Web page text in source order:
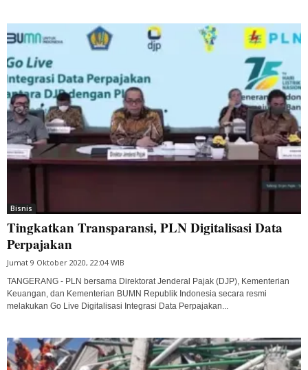
Bisnis
Tingkatkan Transparansi, PLN Digitalisasi Data
Perpajakan
Jumat 9 Oktober 2020, 22:04 WIB
TANGERANG - PLN bersama Direktorat Jenderal Pajak (DJP), Kementerian
Keuangan, dan Kementerian BUMN Republik Indonesia secara resmi
melakukan Go Live Digitalisasi Integrasi Data Perpajakan...